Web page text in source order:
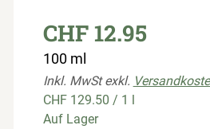
CHF 12.95
100 ml
Inkl. MwSt exkl.
CHF 129.50 / 1 l
Auf Lager